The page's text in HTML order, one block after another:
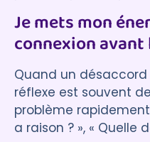
Je mets mon
connexion
Quand un
réflexe est souvent
problème rapidement
a raison ? », « Quelle